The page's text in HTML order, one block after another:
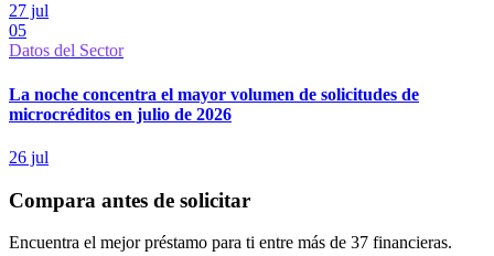
27 jul
05
Datos del Sector
La noche concentra el mayor volumen de solicitudes de
microcréditos en julio de 2026
26 jul
Compara antes de solicitar
Encuentra el mejor préstamo para ti entre más de 37 financieras.